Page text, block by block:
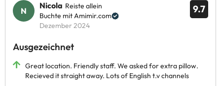
9.7
Nicola Reiste allein
Buchte mit Amimir.com
Dezember 2024
Ausgezeichnet
Great location. Friendly staff. We asked for extra pillow.
Recieved it straight away. Lots of English t.v channels